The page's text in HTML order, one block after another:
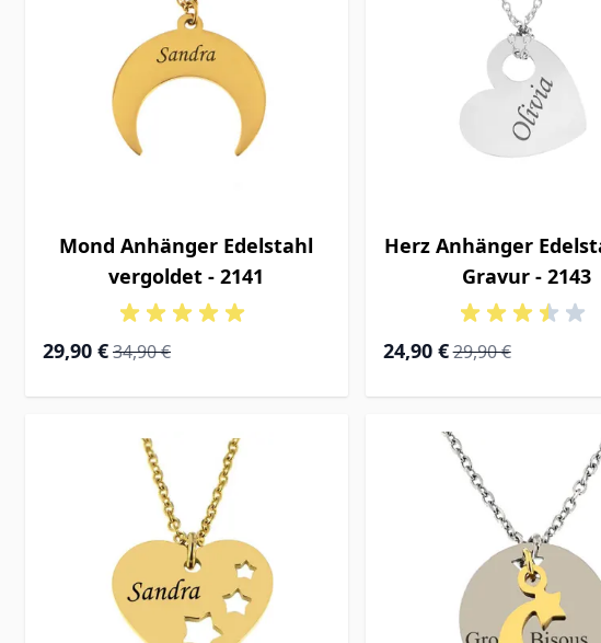
Mond Anhänger Edelstahl
vergoldet - 2141
Special Price
29,90 € Regular Price
34,90 €
Herz Anhänger
Gravur - 2143
Special Price
24,90 € Regular Price
29,90 €